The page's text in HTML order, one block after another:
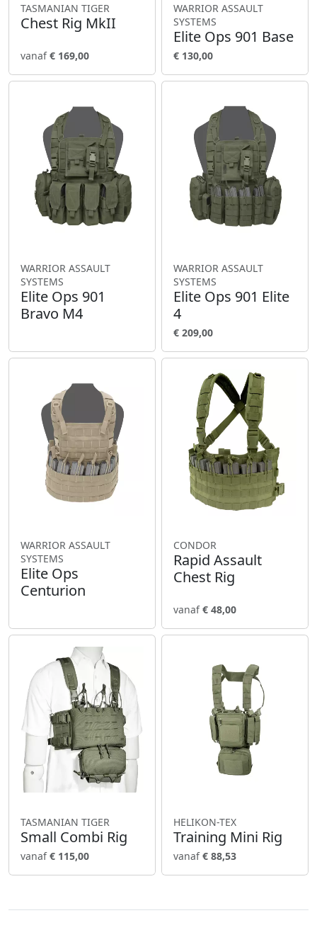
TASMANIAN TIGER
Chest Rig MkII
vanaf€ 169,00
WARRIOR ASSAULT
SYSTEMS
Elite Ops 901 Base
€ 130,00
WARRIOR ASSAULT
SYSTEMS
Elite Ops 901
Bravo M4
WARRIOR ASSAULT
SYSTEMS
Elite Ops 901 Elite
4
€ 209,00
WARRIOR ASSAULT
SYSTEMS
Elite Ops
Centurion
CONDOR
Rapid Assault
Chest Rig
vanaf€ 48,00
TASMANIAN TIGER
Small Combi Rig
vanaf€ 115,00
HELIKON-TEX
Training Mini Rig
vanaf€ 88,53